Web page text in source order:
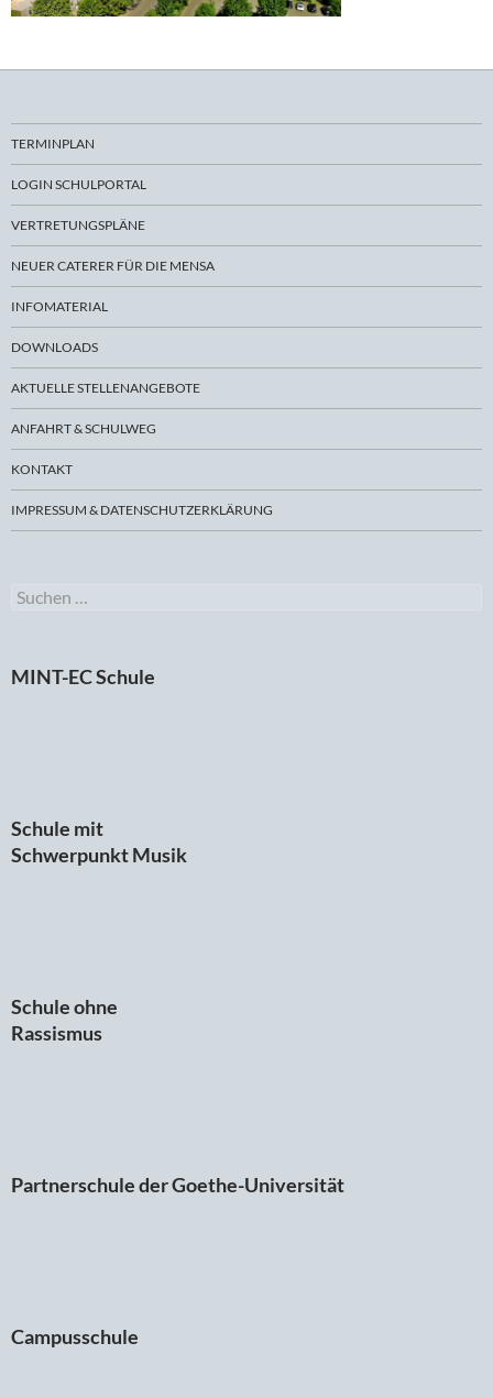
TERMINPLAN
LOGIN SCHULPORTAL
VERTRETUNGSPLÄNE
NEUER CATERER FÜR DIE MENSA
INFOMATERIAL
DOWNLOADS
AKTUELLE STELLENANGEBOTE
ANFAHRT & SCHULWEG
KONTAKT
IMPRESSUM & DATENSCHUTZERKLÄRUNG
Suchen
MINT-EC Schule
Schule mit
Schwerpunkt Musik
Schule ohne
Rassismus
Partnerschule der Goethe-Universität
Campusschule